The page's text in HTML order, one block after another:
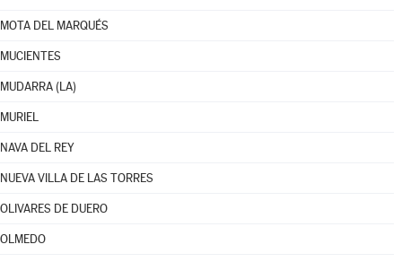
MOTA DEL MARQUÉS
MUCIENTES
MUDARRA (LA)
MURIEL
NAVA DEL REY
NUEVA VILLA DE LAS TORRES
OLIVARES DE DUERO
OLMEDO